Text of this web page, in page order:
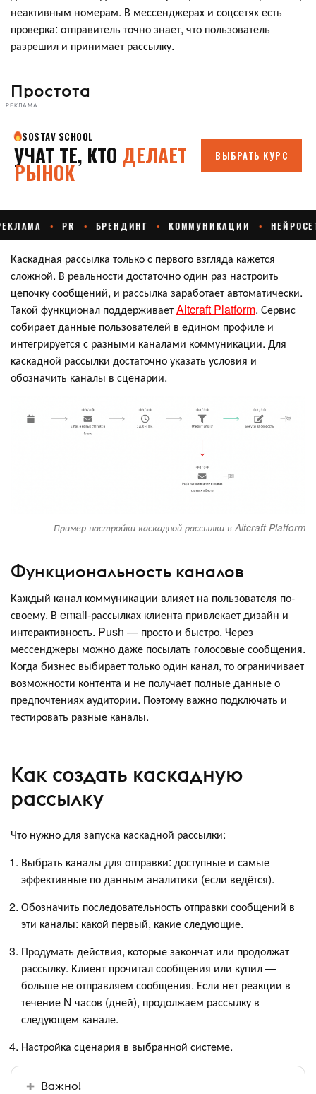
неактивным номерам. В мессенджерах и соцсетях есть
проверка: отправитель точно знает, что пользователь
разрешил и принимает рассылку.
Простота
РЕКЛАМА
Каскадная рассылка только с первого взгляда кажется
сложной. В реальности достаточно один раз настроить
цепочку сообщений, и рассылка заработает автоматически.
Такой функционал поддерживаетAltcraft Platform. Сервис
собирает данные пользователей в едином профиле и
интегрируется с разными каналами коммуникации. Для
каскадной рассылки достаточно указать условия и
обозначить каналы в сценарии.
Пример настройки каскадной рассылки в Altcraft Platform
Функциональность каналов
Каждый канал коммуникации влияет на пользователя по-
своему. В email-рассылках клиента привлекает дизайн и
интерактивность. Push — просто и быстро. Через
мессенджеры можно даже посылать голосовые сообщения.
Когда бизнес выбирает только один канал, то ограничивает
возможности контента и не получает полные данные о
предпочтениях аудитории. Поэтому важно подключать и
тестировать разные каналы.
Как создать каскадную
рассылку
Что нужно для запуска каскадной рассылки:
Выбрать каналы для отправки: доступные и самые
эффективные по данным аналитики (если ведётся).
Обозначить последовательность отправки сообщений в
эти каналы: какой первый, какие следующие.
Продумать действия, которые закончат или продолжат
рассылку. Клиент прочитал сообщения или купил —
больше не отправляем сообщения. Если нет реакции в
течение N часов (дней), продолжаем рассылку в
следующем канале.
Настройка сценария в выбранной системе.
Важно!